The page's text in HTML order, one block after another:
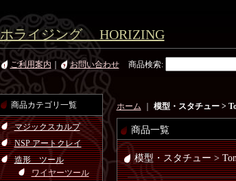
ホライジング HORIZING
ご利用案内 お問い合わせ 商品検索:
商品カテゴリ一覧
マジックスカルプ
NSP アートクレイ
造形 ツール
ワイヤーツール
ホーム 模型・スタチュー >
商品一覧
模型・スタチュー >